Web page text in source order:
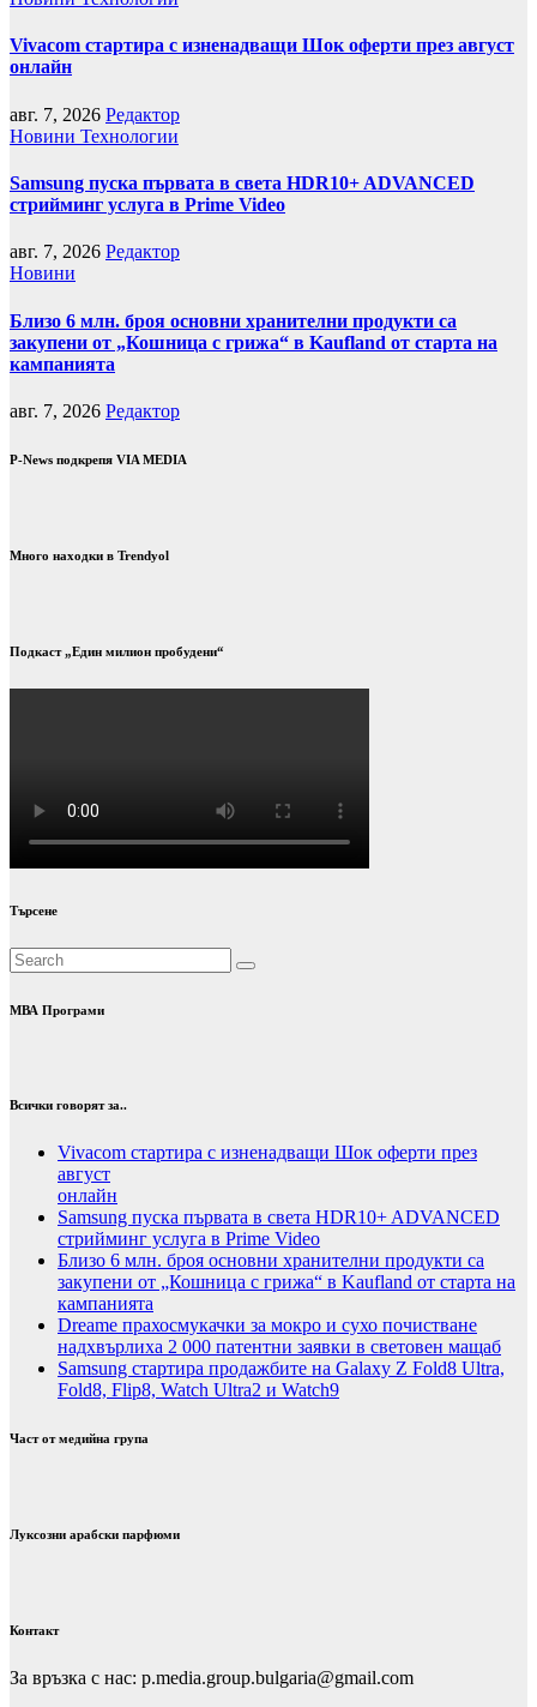
Vivacom стартира с изненадващи Шок оферти през август
онлайн
авг. 7, 2026 Редактор
Новини Технологии
Samsung пуска първата в света HDR10+ ADVANCED
стрийминг услуга в Prime Video
авг. 7, 2026 Редактор
Новини
Близо 6 млн. броя основни хранителни продукти са
закупени от „Кошница с грижа“ в Kaufland от старта на
кампанията
авг. 7, 2026 Редактор
P-News подкрепя VIA MEDIA
Много находки в Trendyol
Подкаст „Един милион пробудени“
Търсене
МВА Програми
Всички говорят за..
Vivacom стартира с изненадващи Шок оферти през
август
онлайн
Samsung пуска първата в света HDR10+ ADVANCED
стрийминг услуга в Prime Video
Близо 6 млн. броя основни хранителни продукти са
закупени от „Кошница с грижа“ в Kaufland от старта на
кампанията
Dreame прахосмукачки за мокро и сухо почистване
надхвърлиха 2 000 патентни заявки в световен мащаб
Samsung стартира продажбите на Galaxy Z Fold8 Ultra,
Fold8, Flip8, Watch Ultra2 и Watch9
Част от медийна група
Луксозни арабски парфюми
Контакт
За връзка с нас: p.media.group.bulgaria@gmail.com